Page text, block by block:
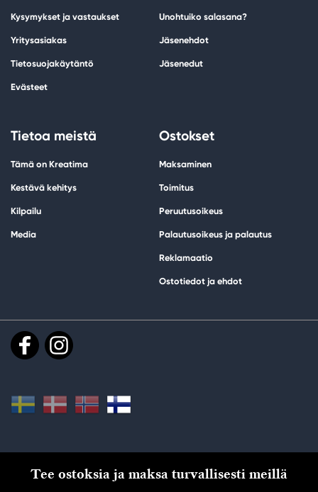
Kysymykset ja vastaukset
Yritysasiakas
Tietosuojakäytäntö
Evästeet
Unohtuiko salasana?
Jäsenehdot
Jäsenedut
Tietoa meistä
Tämä on Kreatima
Kestävä kehitys
Kilpailu
Media
Ostokset
Maksaminen
Toimitus
Peruutusoikeus
Palautusoikeus ja palautus
Reklamaatio
Ostotiedot ja ehdot
Tee ostoksia ja maksa turvallisesti meillä